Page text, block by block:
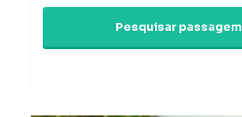
Pesquisar passagem